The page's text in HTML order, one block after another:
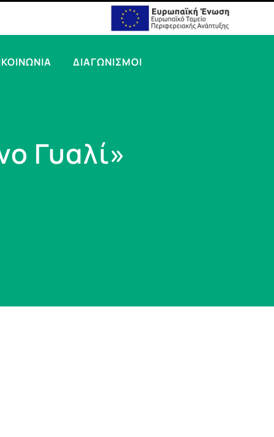
ΔΙΑΓΩΝΙΣΜΟΙ
Γυαλί»